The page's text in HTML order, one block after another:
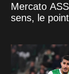
Mercato
sens, le